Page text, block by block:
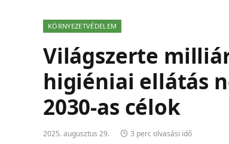
KÖRNYEZETVÉDELEM
Világszerte
higiéniai ellátás
2030-as célok
2025. augusztus 29. 3 perc olvasási idő